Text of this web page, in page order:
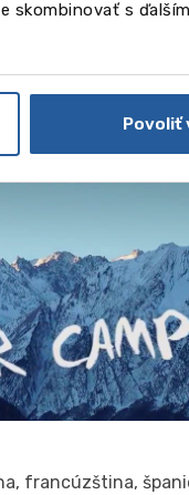
skombinovať s
Povoliť
francúzština,